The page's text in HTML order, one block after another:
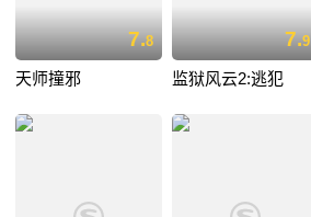
7.8
天师撞邪
7.9
监狱风云2:逃犯